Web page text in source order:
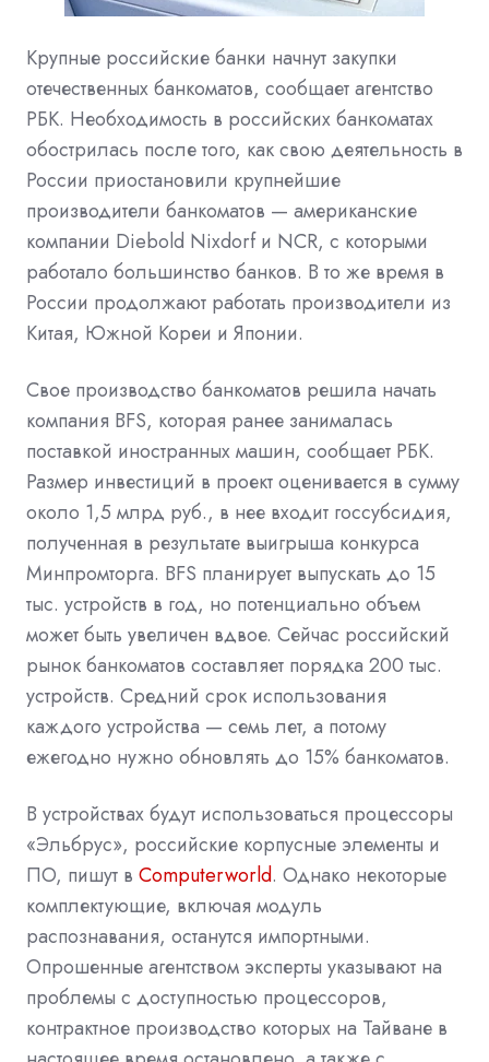
Крупные российские банки начнут закупки
отечественных банкоматов, сообщает агентство
РБК. Необходимость в российских банкоматах
обострилась после того, как свою деятельность в
России приостановили крупнейшие
производители банкоматов — американские
компании Diebold Nixdorf и NCR, с которыми
работало большинство банков. В то же время в
России продолжают работать производители из
Китая, Южной Кореи и Японии.
Свое производство банкоматов решила начать
компания BFS, которая ранее занималась
поставкой иностранных машин, сообщает РБК.
Размер инвестиций в проект оценивается в сумму
около 1,5 млрд руб., в нее входит госсубсидия,
полученная в результате выигрыша конкурса
Минпромторга. BFS планирует выпускать до 15
тыс. устройств в год, но потенциально объем
может быть увеличен вдвое. Сейчас российский
рынок банкоматов составляет порядка 200 тыс.
устройств. Средний срок использования
каждого устройства — семь лет, а потому
ежегодно нужно обновлять до 15% банкоматов.
В устройствах будут использоваться процессоры
«Эльбрус», российские корпусные элементы и
ПО, пишут в Computerworld. Однако некоторые
комплектующие, включая модуль
распознавания, останутся импортными.
Опрошенные агентством эксперты указывают на
проблемы с доступностью процессоров,
контрактное производство которых на Тайване в